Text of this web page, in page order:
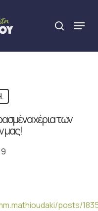
search
Menu
χέρια των
μας!
posts/
Close